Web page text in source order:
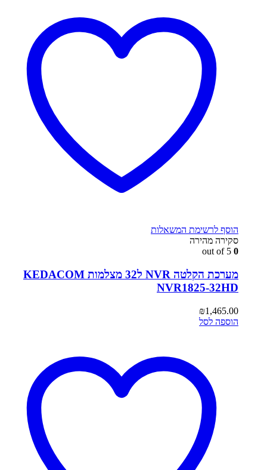
הוסף לרשימת המשאלות
סקירה מהירה
0
מערכת הקלטה NVR ל32 מצלמות KEDACOM
NVR1825-32HD
₪1,465.00
הוספה לסל